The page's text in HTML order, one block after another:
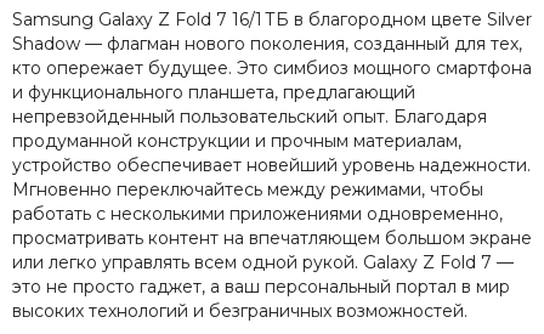
Samsung Galaxy Z Fold 7 16/1 ТБ в благородном цвете Silver
Shadow — флагман нового поколения, созданный для тех,
кто опережает будущее. Это симбиоз мощного смартфона
и функционального планшета, предлагающий
непревзойденный пользовательский опыт. Благодаря
продуманной конструкции и прочным материалам,
устройство обеспечивает новейший уровень надежности.
Мгновенно переключайтесь между режимами, чтобы
работать с несколькими приложениями одновременно,
просматривать контент на впечатляющем большом экране
или легко управлять всем одной рукой. Galaxy Z Fold 7 —
это не просто гаджет, а ваш персональный портал в мир
высоких технологий и безграничных возможностей.